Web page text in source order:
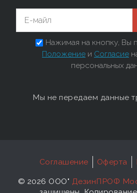
Нажимая на кнопку, Вы
Положение и Согласие
персональных
Мы не передаем данные
Соглашение Оферта
© 2026 ООО" ДезинПРОФ